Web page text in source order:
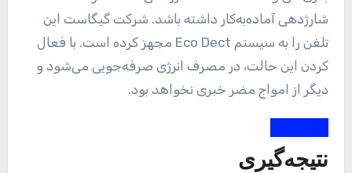
شارژدهی آماده‌به‌کار داشته باشد. شرکت گیگاست این
تلفن را به سیستم Eco Dect مجهز کرده است. با فعال
کردن این حالت، در مصرف انرژی صرفه‌جویی می‌شود و
دیگر از امواج مضر خبری نخواهد بود.
نتیجه‌گیری